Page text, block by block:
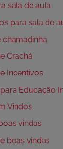
sala de aula
para sala de
chamadinha
Crachá
Incentivos
Educação
Vindos
vindas
boas vindas